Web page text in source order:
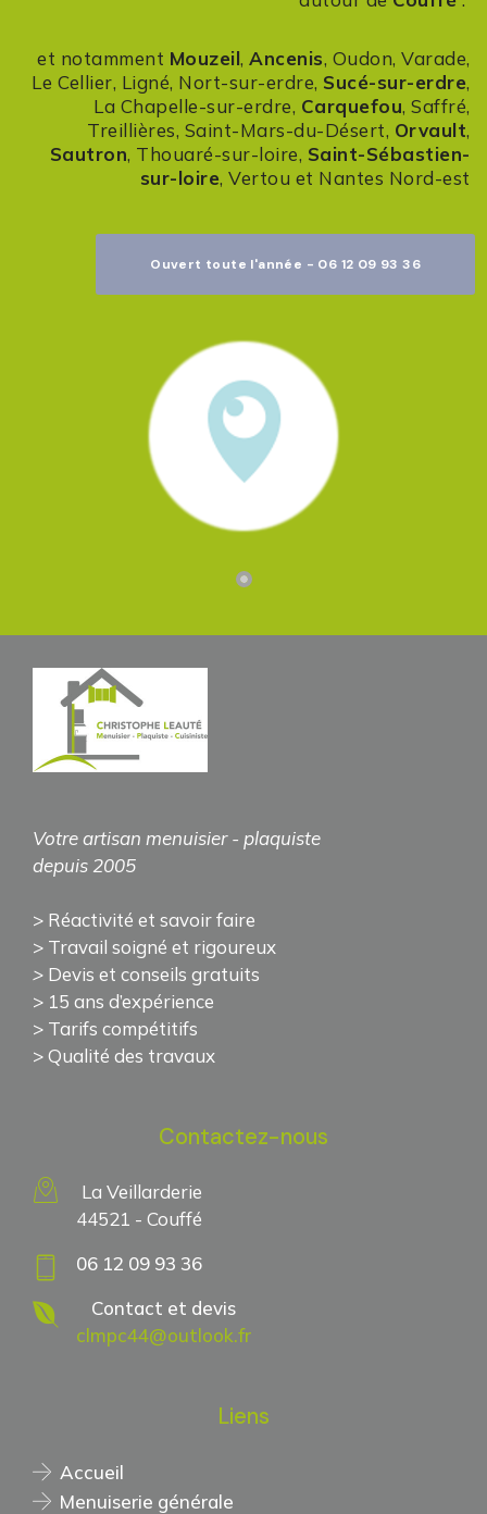
et notamment Mouzeil,Ancenis, Oudon, Varade,
Le Cellier, Ligné, Nort-sur-erdre, Sucé-sur-erdre,
La Chapelle-sur-erdre, Carquefou, Saffré,
Treillières, Saint-Mars-du-Désert, Orvault,
Sautron, Thouaré-sur-loire, Saint-Sébastien-
sur-loire, Vertou et Nantes Nord-est
Ouvert toute l'année - 06 12 09 93 36
Votre artisan menuisier - plaquiste
depuis 2005
> Réactivité et savoir faire
> Travail soigné et rigoureux
> Devis et conseils gratuits
> 15 ans d’expérience
> Tarifs compétitifs
> Qualité des travaux
Contactez-nous
La Veillarderie
44521 - Couffé
06 12 09 93 36
Contact et devis
clmpc44@outlook.fr
Liens
Accueil
Menuiserie générale